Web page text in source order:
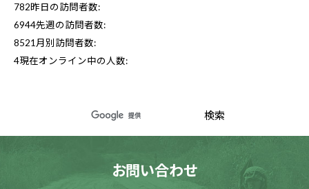
782昨日の訪問者数:
6944先週の訪問者数:
8521 月別訪問者数:
4現在オンライン中の人数:
お問い合わせ